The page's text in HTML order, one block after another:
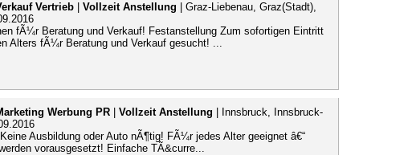
Vertrieb Vollzeit Anstellung | Graz-Liebenau, Graz(Stadt),
fÃ¼r Beratung und Verkauf! Festanstellung Zum sofortigen Eintritt
Alters fÃ¼r Beratung und Verkauf gesucht! ...
Werbung PR Vollzeit Anstellung | Innsbruck, Innsbruck-
Ausbildung oder Auto nÃ¶tig! FÃ¼r jedes Alter geeignet â€“
vorausgesetzt! Einfache TÃ&curre...